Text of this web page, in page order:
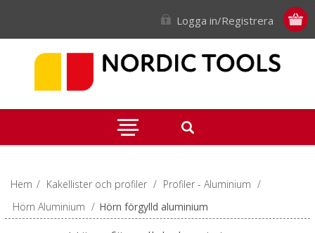
Logga in/Registrera
Hem / Kakellister och profiler / Profiler - Aluminium /
Hörn Aluminium / Hörn förgylld aluminium